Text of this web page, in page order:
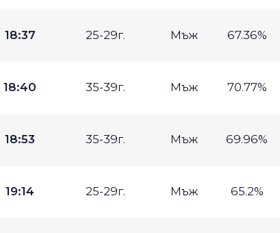
18:37 25-29г. Мъж 67.36%
18:40 35-39г. Мъж 70.77%
18:53 35-39г. Мъж 69.96%
19:14 25-29г. Мъж 65.2%